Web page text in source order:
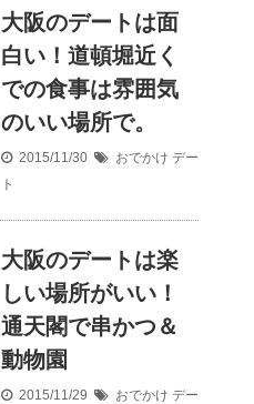
大阪のデートは面
白い！道頓堀近く
での食事は雰囲気
のいい場所で。
2015/11/30 おでかけ デー
ト
大阪のデートは楽
しい場所がいい！
通天閣で串かつ＆
動物園
2015/11/29 おでかけ デー